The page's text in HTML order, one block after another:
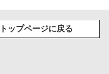
トップページに戻る